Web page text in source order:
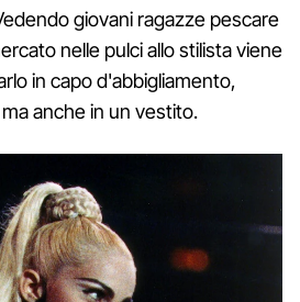
giovani ragazze pescare
nelle pulci allo stilista viene
in capo d'abbigliamento,
anche in un vestito.